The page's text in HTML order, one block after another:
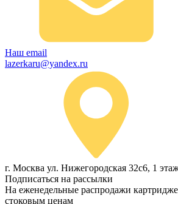
Наш email
lazerkaru@yandex.ru
г. Москва ул. Нижегородская 32с6, 1
Подписаться на рассылки
На еженедельные распродажи
стоковым ценам